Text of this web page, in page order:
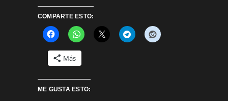
COMPARTE ESTO:
Más
ME GUSTA ESTO: